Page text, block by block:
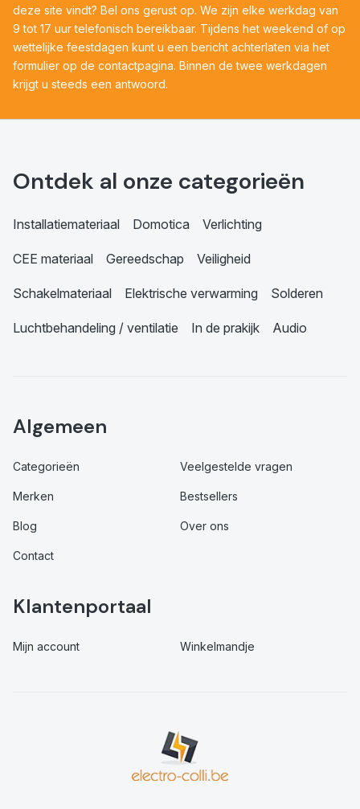
deze site vindt? Bel ons gerust op. We zijn elke werkdag van
9 tot 17 uur telefonisch bereikbaar. Tijdens het weekend of op
wettelijke feestdagen kunt u een bericht achterlaten via het
formulier op de contactpagina. Binnen de twee werkdagen
krijgt u steeds een antwoord.
Ontdek al onze categorieën
Installatiemateriaal Domotica Verlichting
CEE materiaal Gereedschap Veiligheid
Schakelmateriaal Elektrische verwarming Solderen
Luchtbehandeling / ventilatie In de prakijk Audio
Algemeen
Categorieën Veelgestelde vragen
Merken Bestsellers
Blog Over ons
Contact
Klantenportaal
Mijn account Winkelmandje